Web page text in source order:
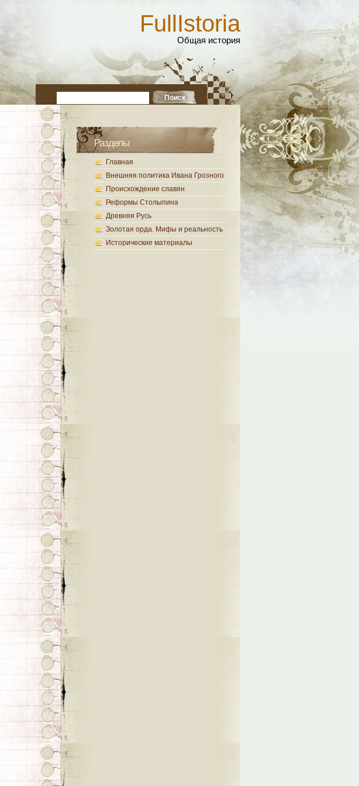
FullIstoria
Общая история
Разделы
Главная
Внешняя политика Ивана Грозного
Происхождение славян
Реформы Столыпина
Древняя Русь
Золотая орда. Мифы и реальность
Исторические материалы